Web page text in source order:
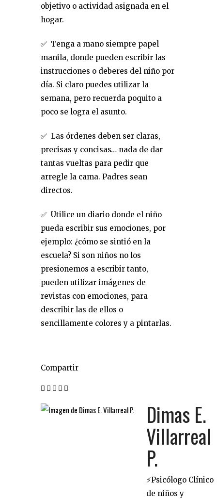
objetivo o actividad asignada en el
hogar.
✅ Tenga a mano siempre papel
manila, donde pueden escribir las
instrucciones o deberes del niño por
día. Si claro puedes utilizar la
semana, pero recuerda poquito a
poco se logra el asunto.
✅ Las órdenes deben ser claras,
precisas y concisas… nada de dar
tantas vueltas para pedir que
arregle la cama. Padres sean
directos.
✅ Utilice un diario donde el niño
pueda escribir sus emociones, por
ejemplo: ¿cómo se sintió en la
escuela? Si son niños no los
presionemos a escribir tanto,
pueden utilizar imágenes de
revistas con emociones, para
describir las de ellos o
sencillamente colores y a pintarlas.
Compartir
Dimas E.
Villarreal
P.
⚡️Psicólogo Clínico
de niños y